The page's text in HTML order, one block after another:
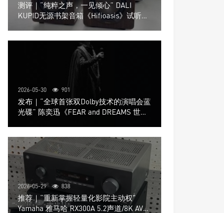
测评｜“纯粹之声，一见倾心” DALI
KUPID无源书架音箱《Hifioasis》试听测
2026-05-30 901
发布｜“全球首张双Dolby技术的演唱会蓝
光碟” 陈奕迅《FEAR and DREAMS 世界
2026-05-29 838
推荐｜“重新掌握轻量化影院主动权”
Yamaha 雅马哈 RX300A 5.2声道/8K AV放